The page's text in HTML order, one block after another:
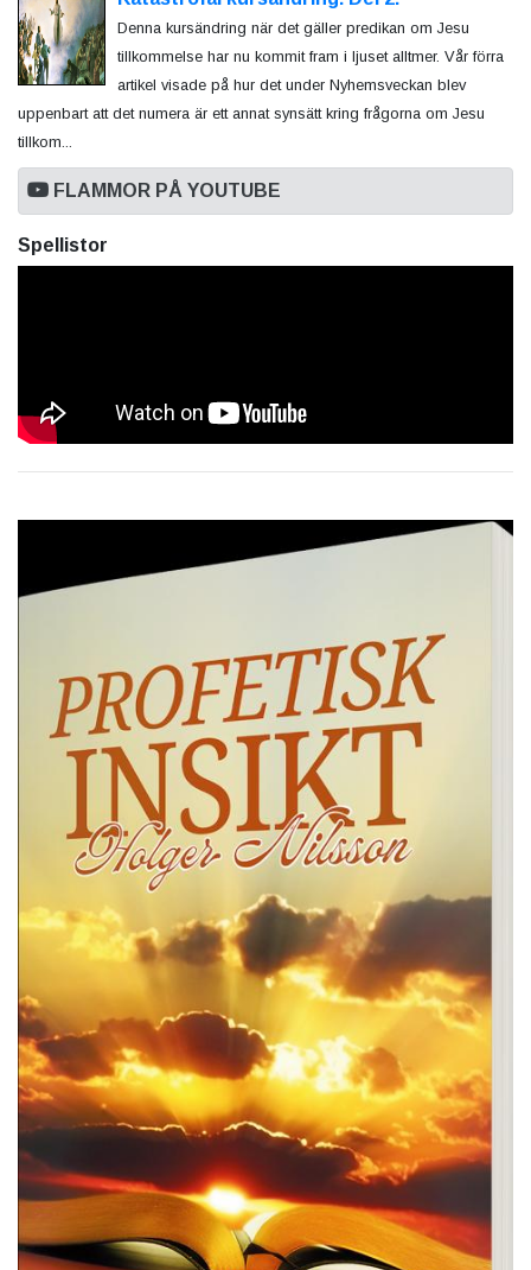
Denna kursändring när det gäller predikan om Jesu
tillkommelse har nu kommit fram i ljuset alltmer. Vår förra
artikel visade på hur det under Nyhemsveckan blev
uppenbart att det numera är ett annat synsätt kring frågorna om Jesu
tillkom...
FLAMMOR PÅ YOUTUBE
Spellistor